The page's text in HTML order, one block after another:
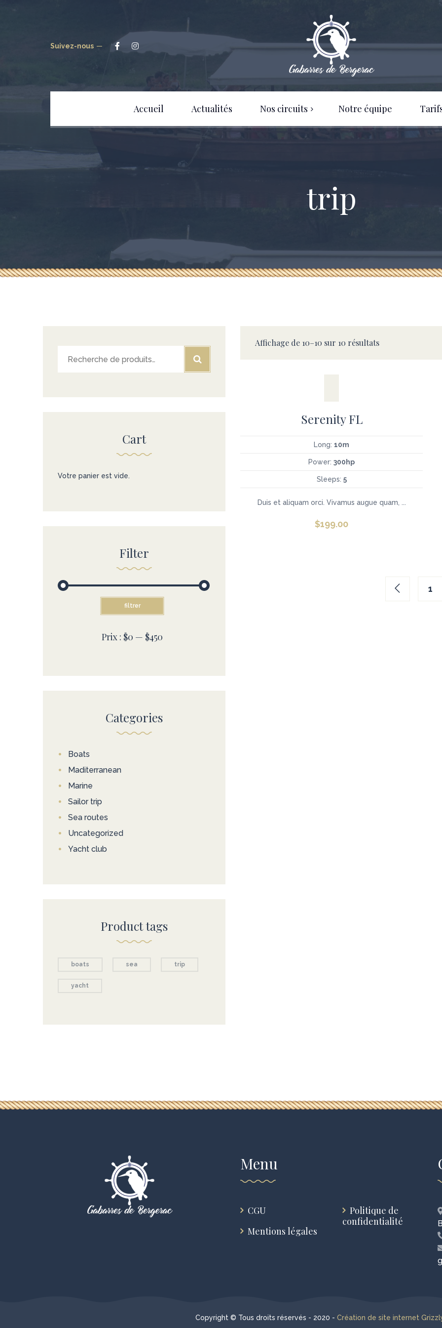
Suivez-nous
Accueil Actualités Nos circuits
Circuits Individuels
Notre équipe
Nos tarifs 2026
trip
Affichage de 10–10 sur 10 résultats
Serenity FL
Long: 10m
Power: 300hp
Sleeps: 5
Duis et aliquam orci. Vivamus augue quam, ...
$199.00
1
pour :
Cart
Votre panier est vide.
Filter
filtrer
Prix : $0 — $450
Categories
Boats
Maditerranean
Marine
Sailor trip
Sea routes
Uncategorized
Yacht club
Product tags
boats sea trip
yacht
Menu
CGU
Mentions légales
Politique de
confidentialité
Copyright © Tous droits réservés - 2020 - Création de site internet